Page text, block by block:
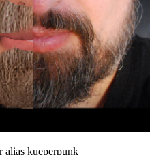
alias kueperpunk